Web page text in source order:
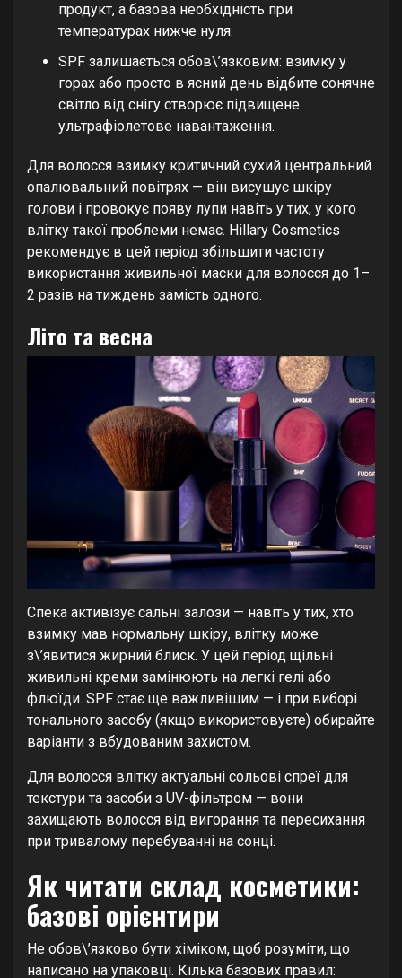
продукт, а базова необхідність при
температурах нижче нуля.
SPF залишається обов\’язковим: взимку у
горах або просто в ясний день відбите сонячне
світло від снігу створює підвищене
ультрафіолетове навантаження.
Для волосся взимку критичний сухий центральний
опалювальний повітрях — він висушує шкіру
голови і провокує появу лупи навіть у тих, у кого
влітку такої проблеми немає. Hillary Cosmetics
рекомендує в цей період збільшити частоту
використання живильної маски для волосся до 1–
2 разів на тиждень замість одного.
Літо та весна
Спека активізує сальні залози — навіть у тих, хто
взимку мав нормальну шкіру, влітку може
з\’явитися жирний блиск. У цей період щільні
живильні креми замінюють на легкі гелі або
флюїди. SPF стає ще важливішим — і при виборі
тонального засобу (якщо використовуєте) обирайте
варіанти з вбудованим захистом.
Для волосся влітку актуальні сольові спреї для
текстури та засоби з UV-фільтром — вони
захищають волосся від вигорання та пересихання
при тривалому перебуванні на сонці.
Як читати склад косметики:
базові орієнтири
Не обов\’язково бути хіміком, щоб розуміти, що
написано на упаковці. Кілька базових правил: